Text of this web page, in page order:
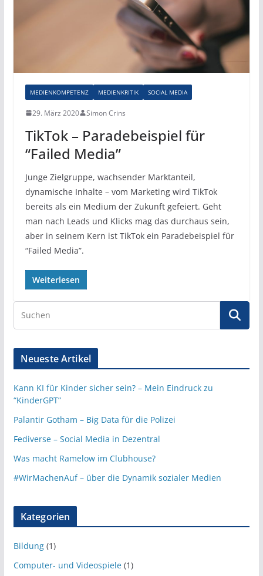
MEDIENKOMPETENZ MEDIENKRITIK SOCIAL MEDIA
29. März 2020 Simon Crins
TikTok – Paradebeispiel für
“Failed Media”
Junge Zielgruppe, wachsender Marktanteil,
dynamische Inhalte – vom Marketing wird TikTok
bereits als ein Medium der Zukunft gefeiert. Geht
man nach Leads und Klicks mag das durchaus sein,
aber in seinem Kern ist TikTok ein Paradebeispiel für
“Failed Media”.
Weiterlesen
Neueste Artikel
Kann KI für Kinder sicher sein? – Mein Eindruck zu
“KinderGPT”
Palantir Gotham – Big Data für die Polizei
Fediverse – Social Media in Dezentral
Was macht Ramelow im Clubhouse?
#WirMachenAuf – über die Dynamik sozialer Medien
Kategorien
Bildung(1)
Computer- und Videospiele(1)